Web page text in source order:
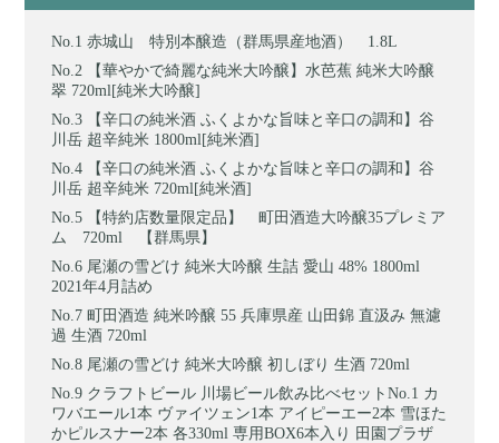
赤城山 特別本醸造（群馬県産地酒） 1.8L
【華やかで綺麗な純米大吟醸】水芭蕉 純米大吟醸
翠 720ml[純米大吟醸]
【辛口の純米酒 ふくよかな旨味と辛口の調和】谷
川岳 超辛純米 1800ml[純米酒]
【辛口の純米酒 ふくよかな旨味と辛口の調和】谷
川岳 超辛純米 720ml[純米酒]
【特約店数量限定品】 町田酒造大吟醸35プレミア
ム 720ml 【群馬県】
尾瀬の雪どけ 純米大吟醸 生詰 愛山 48% 1800ml
2021年4月詰め
町田酒造 純米吟醸 55 兵庫県産 山田錦 直汲み 無濾
過 生酒 720ml
尾瀬の雪どけ 純米大吟醸 初しぼり 生酒 720ml
クラフトビール 川場ビール飲み比べセットNo.1 カ
ワバエール1本 ヴァイツェン1本 アイピーエー2本 雪ほた
かピルスナー2本 各330ml 専用BOX6本入り 田園プラザ